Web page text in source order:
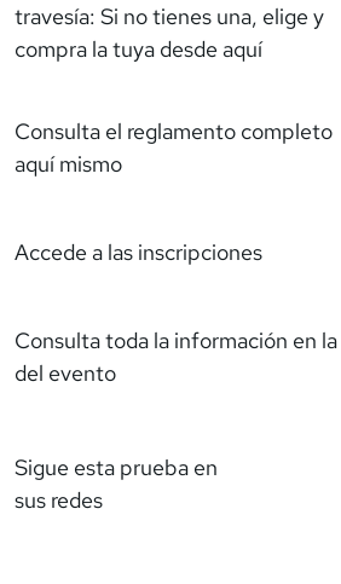
travesía: Si no tienes una, elige y
compra la tuya desde aquí
Consulta el reglamento completo
aquí mismo
Accede a las inscripciones
Consulta toda la información en
del evento
Sigue esta prueba en
sus redes